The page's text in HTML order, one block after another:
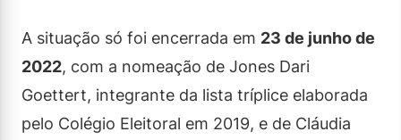
A situação só foi encerrada em 23 de junho de
2022, com a nomeação de Jones Dari
Goettert, integrante da lista tríplice elaborada
pelo Colégio Eleitoral em 2019, e de Cláudia